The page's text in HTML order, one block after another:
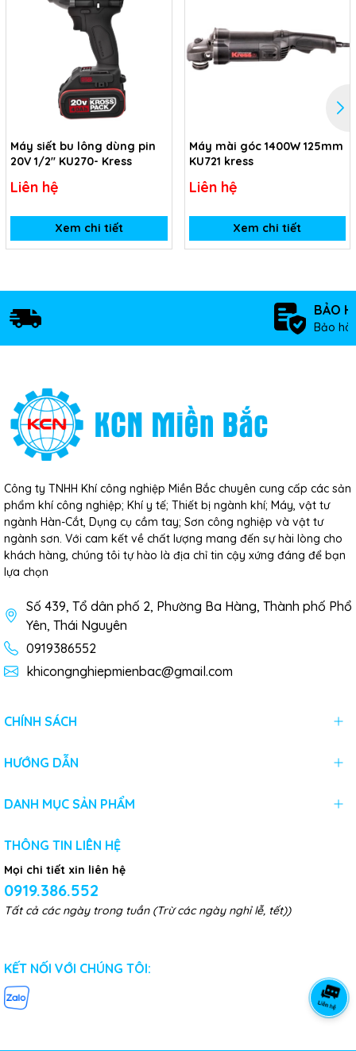
Máy siết bu lông dùng pin
20V 1/2'' KU270- Kress
Liên hệ
Xem chi tiết
Máy mài góc 1400W 125mm
KU721 kress
Liên hệ
Xem chi tiết
BẢO
Bảo
Công ty TNHH Khí công nghiệp Miền Bắc chuyên cung cấp các sản
phẩm khí công nghiệp; Khí y tế; Thiết bị ngành khí; Máy, vật tư
ngành Hàn-Cắt, Dụng cụ cầm tay; Sơn công nghiệp và vật tư
ngành sơn. Với cam kết về chất lượng mang đến sự hài lòng cho
khách hàng, chúng tôi tự hào là địa chỉ tin cậy xứng đáng để bạn
lựa chọn
Số 439, Tổ dân phố 2, Phường Ba Hàng, Thành phố Phổ
Yên, Thái Nguyên
0919386552
khicongnghiepmienbac@gmail.com
CHÍNH SÁCH
HƯỚNG DẪN
DANH MỤC SẢN PHẨM
THÔNG TIN LIÊN HỆ
Mọi chi tiết xin liên hệ
0919.386.552
Tất cả các ngày trong tuần (Trừ các ngày nghỉ lễ, tết))
KẾT NỐI VỚI CHÚNG TÔI: